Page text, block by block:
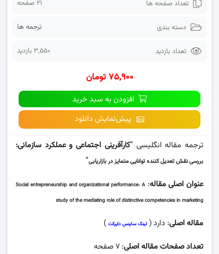
تعداد صفحه ها 21 صفحه
دسته بندی ترجمه ها
تعداد بازدید 3,550 بازدید
۷۵,۹۰۰ تومان
افزودن به سبد خرید
پیش‌نمایش دانلود
ترجمه مقاله انگلیسی “کارآفرینی اجتماعی و عملکرد سازمانی:
بررسی نقش تعدیل کننده توانایی متمایز در بازاریابی”
عنوان اصلی مقاله:
Social entrepreneurship and organizational performance: A
study of the mediating role of distinctive competencies in marketing
مقاله اصلی: دارد ( لینک ساینس دایرکت )
تعداد صفحات مقاله اصلی: ۷ صفحه